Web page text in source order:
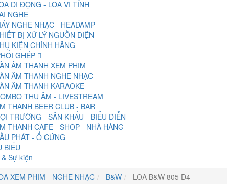
DI ĐỘNG - LOA VI TÍNH
NGHE
NGHE NHẠC - HEADAMP
BỊ XỬ LÝ NGUỒN ĐIỆN
KIỆN CHÍNH HÃNG
GHÉP
ÂM THANH XEM PHIM
ÂM THANH NGHE NHẠC
ÂM THANH KARAOKE
THU ÂM - LIVESTREAM
THANH BEER CLUB - BAR
TRƯỜNG - SÂN KHẤU - BIỂU DIỄN
THANH CAFE - SHOP - NHÀ HÀNG
PHÁT - Ổ CỨNG
BIỂU
Sự kiện
XEM PHIM - NGHE NHẠC B&W LOA B&W 805 D4